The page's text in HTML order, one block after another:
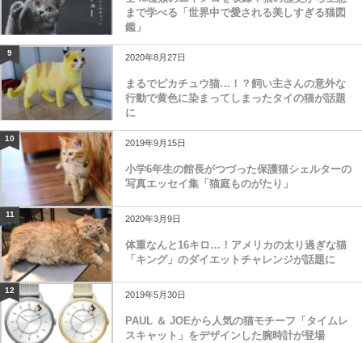
まで学べる「世界中で愛される美しすぎる猫図
鑑」
9 2020年8月27日
まるでピカチュウ猫…！？飼い主さんの意外な
行動で黄色に染まってしまったタイの猫が話題
に
10 2019年9月15日
小学6年生の館長がつづった保護猫シェルターの
写真エッセイ集「猫庭ものがたり」
11 2020年3月9日
体重なんと16キロ…！アメリカの太り過ぎな猫
「キング」のダイエットチャレンジが話題に
12 2019年5月30日
PAUL ＆ JOEから人気の猫モチーフ「タイムレ
スキャット」をデザインした腕時計が登場